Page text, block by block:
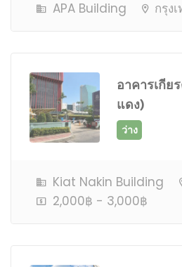
APA Building กรุง
อาคารเกีย
แดง)
Kiat Nakin Building
2,000฿ - 3,000฿